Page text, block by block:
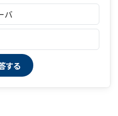
バ